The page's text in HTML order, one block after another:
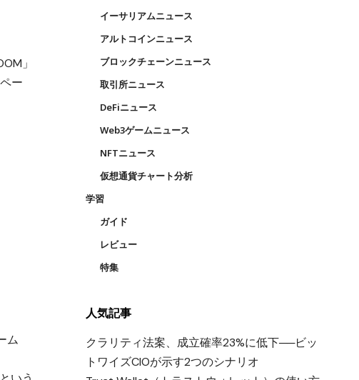
」
ー
ム
イーサリアムニュース
アルトコインニュース
ブロックチェーンニュース
取引所ニュース
DeFiニュース
Web3ゲームニュース
NFTニュース
仮想通貨チャート分析
学習
ガイド
レビュー
特集
人気記事
クラリティ法案、成立確率23%に低下──ビッ
トワイズCIOが示す2つのシナリオ